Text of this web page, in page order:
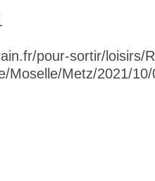
pour-sortir/loisirs/
Moselle/Metz/2021/